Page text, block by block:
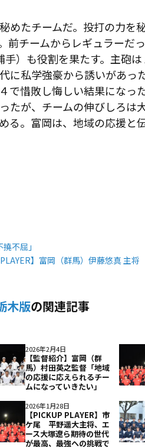
めたチームだ。投打の力を
前チームからレギュラーだ
）も役割を果たす。主砲
に私学強豪から誘いがあっ
で惜敗し悔しい結果になっ
たが、チームの伸びしろは
る。富岡は、地域の応援と
不屈」
PLAYER】富岡（群馬）伊藤悠真
木版の関連記事
2026年2月4日
【監督紹介】富岡（群
馬）村田英之監督「地域
の応援に応えられるチー
ムになっていきたい」
2026年1月28日
【PICKUP PLAYER】市
ケ尾 平野遥大主将、エ
ース大塚遼ら期待の世代
が最高、最強への挑戦で